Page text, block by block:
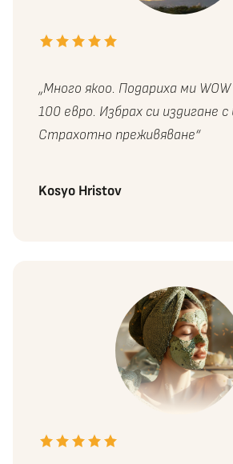
„Много якоо. Подариха ми
100 евро. Избрах си издигане с
Страхотно преживяване“
Kosyo Hristov